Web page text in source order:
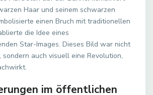
Haar und seinem schwarzen
einen Bruch mit traditionellen
die Idee eines
Star-Images. Dieses Bild war nicht
sondern auch visuell eine Revolution,
im öffentlichen